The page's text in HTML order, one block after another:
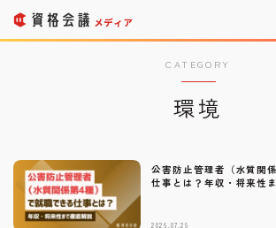
プライバシーポリシー Privacy
利用規約 T&C
CATEGORY
環境
公害防止管理者（水質関
仕事とは？年収・将来性
2026.07.29